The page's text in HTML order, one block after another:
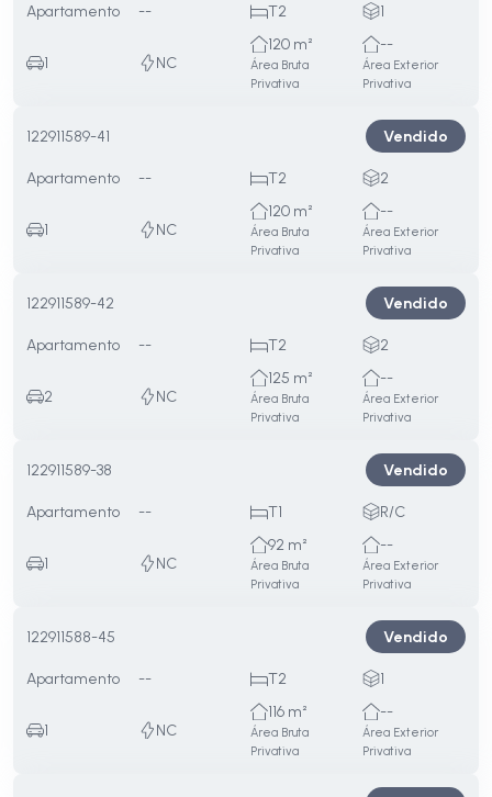
Apartamento -- T2 1
1 NC
120 m²
Área Bruta
Privativa
--
Área Exterior
Privativa
122911589-41 Vendido
Apartamento -- T2 2
1 NC
120 m²
Área Bruta
Privativa
--
Área Exterior
Privativa
122911589-42 Vendido
Apartamento -- T2 2
2 NC
125 m²
Área Bruta
Privativa
--
Área Exterior
Privativa
122911589-38 Vendido
Apartamento -- T1 R/C
1 NC
92 m²
Área Bruta
Privativa
--
Área Exterior
Privativa
122911588-45 Vendido
Apartamento -- T2 1
1 NC
116 m²
Área Bruta
Privativa
--
Área Exterior
Privativa